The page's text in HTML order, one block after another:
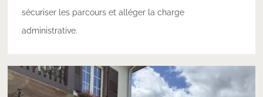
sécuriser les parcours et alléger la charge
administrative.